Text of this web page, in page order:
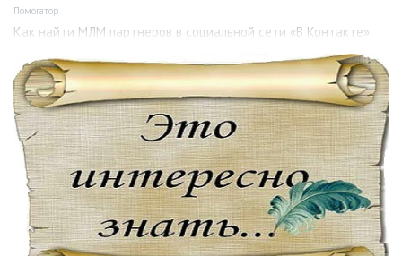
Помогатор
Как найти МЛМ партнеров в социальной сети «В Контакте»